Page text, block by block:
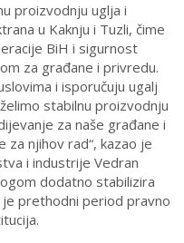
proizvodnju uglja i
u Kaknju i Tuzli, čime
BiH i sigurnost
za građane i privredu.
i isporučuju ugalj
stabilnu proizvodnju
za naše građane i
njihov rad“, kazao je
i industrije Vedran
dodatno stabilizira
prethodni period pravno